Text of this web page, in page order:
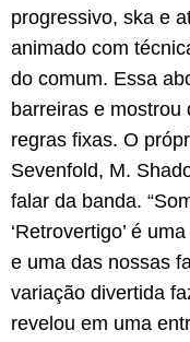
progressivo, ska e
animado com
do comum. Essa
barreiras e
regras fixas. O
Sevenfold, M.
falar da banda.
‘Retrovertigo’ é
e uma das nossas
variação divertida
revelou em uma